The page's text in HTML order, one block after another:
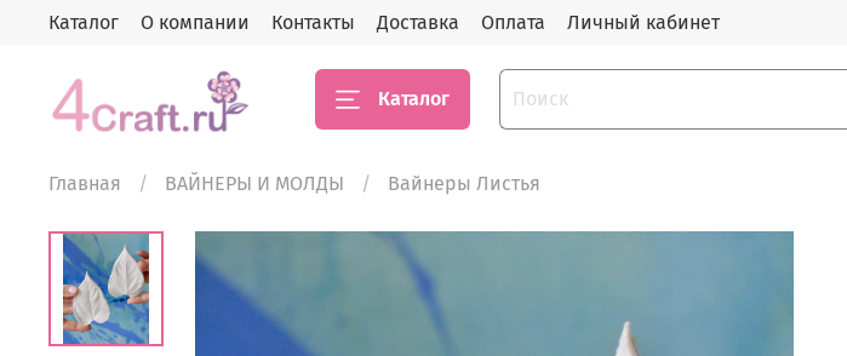
Каталог О компании Контакты Доставка Оплата Личный кабинет
Каталог
Главная ВАЙНЕРЫ И МОЛДЫ Вайнеры Листья